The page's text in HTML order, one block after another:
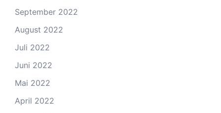
September 2022
August 2022
Juli 2022
Juni 2022
Mai 2022
April 2022